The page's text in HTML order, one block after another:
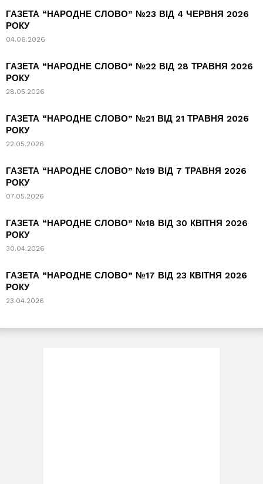
ГАЗЕТА “НАРОДНЕ СЛОВО” №23 ВІД 4 ЧЕРВНЯ 2026
РОКУ
04.06.2026
ГАЗЕТА “НАРОДНЕ СЛОВО” №22 ВІД 28 ТРАВНЯ 2026
РОКУ
28.05.2026
ГАЗЕТА “НАРОДНЕ СЛОВО” №21 ВІД 21 ТРАВНЯ 2026
РОКУ
22.05.2026
ГАЗЕТА “НАРОДНЕ СЛОВО” №19 ВІД 7 ТРАВНЯ 2026
РОКУ
07.05.2026
ГАЗЕТА “НАРОДНЕ СЛОВО” №18 ВІД 30 КВІТНЯ 2026
РОКУ
30.04.2026
ГАЗЕТА “НАРОДНЕ СЛОВО” №17 ВІД 23 КВІТНЯ 2026
РОКУ
23.04.2026